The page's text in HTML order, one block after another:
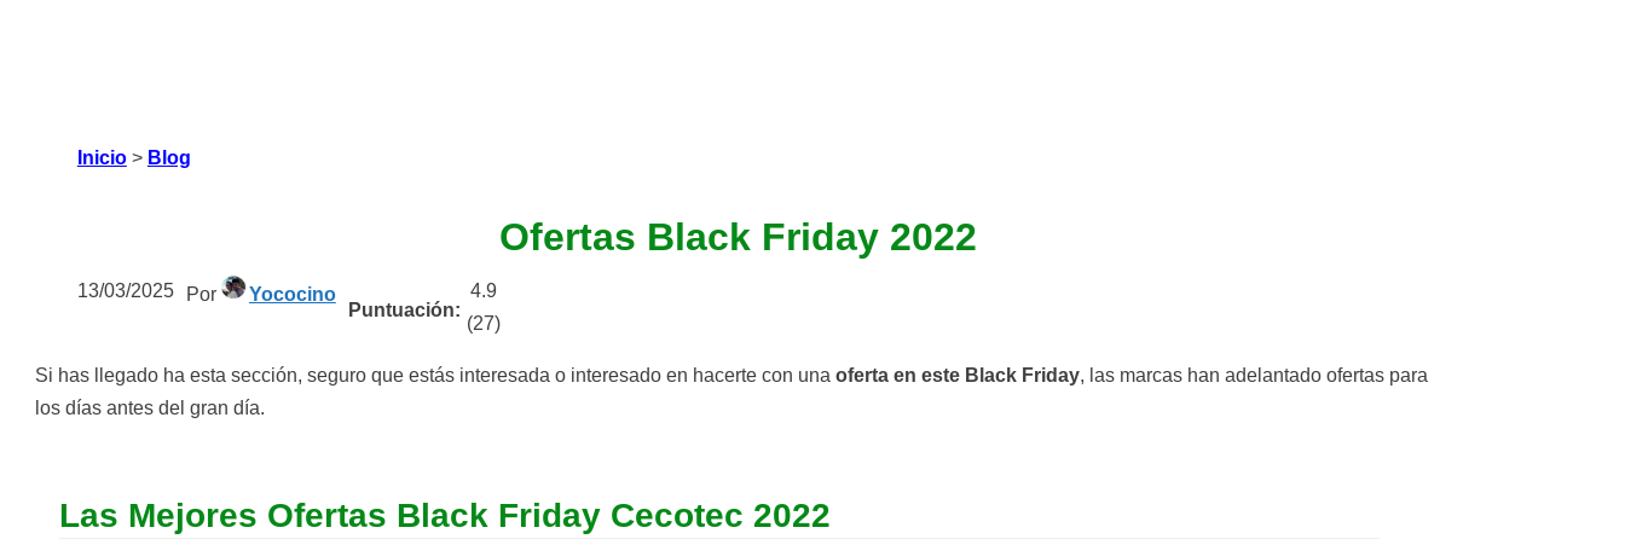
Inicio> Blog
Ofertas Black Friday 2022
13/03/2025 Por Yococino
Puntuación:
4.9
(27)
Si has llegado ha esta sección, seguro que estás interesada o interesado en hacerte con una oferta en este Black Friday, las marcas han adelantado ofertas para
los días antes del gran día.
Las Mejores Ofertas Black Friday Cecotec 2022